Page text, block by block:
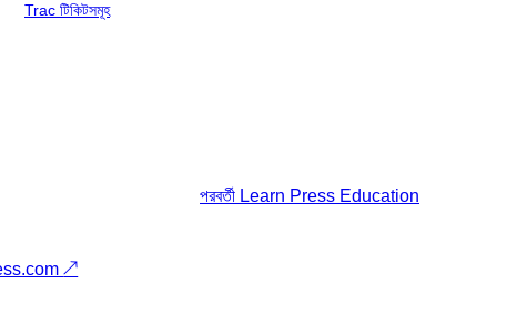
Trac টিকিটসমূহ
পরবর্তী Learn Press Education
↗